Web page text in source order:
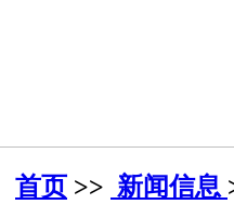
首页 >> 新闻信息